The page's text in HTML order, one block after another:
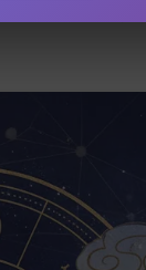
助